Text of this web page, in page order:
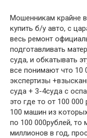
Мошенникам крайне
купить б/у авто, с
весь ремонт
подготавливать
суда, и обкатывать
все понимают что 10
экспертизы
суда + 3-4суда с
это где то от 100 000
100 машин из
по 100 000рублей,
миллионов в год,